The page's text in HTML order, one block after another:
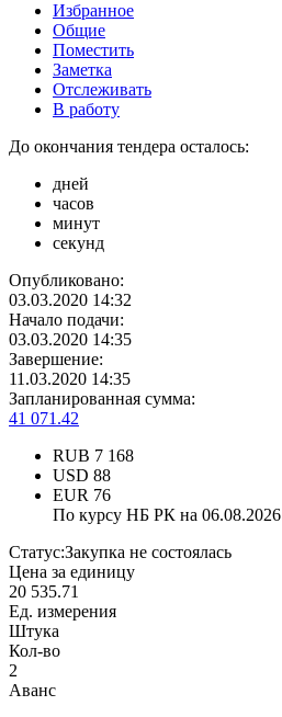
Избранное
Общие
Поместить
Заметка
Отслеживать
В работу
До окончания тендера осталось:
дней
часов
минут
секунд
Опубликовано:
03.03.2020 14:32
Начало подачи:
03.03.2020 14:35
Завершение:
11.03.2020 14:35
Запланированная сумма:
41 071.42
RUB 7 168
USD 88
EUR 76
По курсу НБ РК на 06.08.2026
Статус:Закупка не состоялась
Цена за единицу
20 535.71
Ед. измерения
Штука
Кол-во
2
Аванс